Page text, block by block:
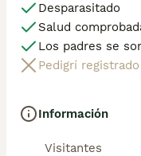
Desparasitado
Salud
Los padres se
Pedigrí
Información
Visitantes